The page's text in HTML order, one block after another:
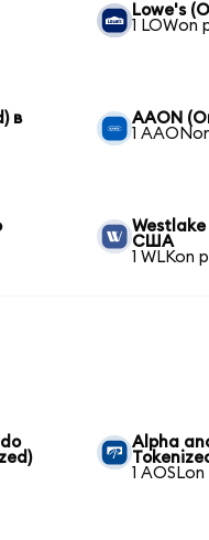
Lowe's
1 LOWon
в
AAON
1
США
1 WLKon
Alpha
1